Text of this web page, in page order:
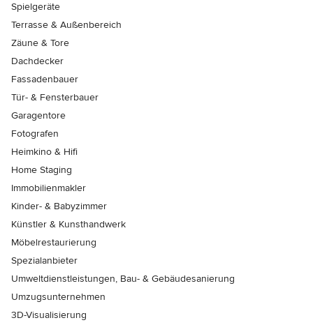
Spielgeräte
Terrasse & Außenbereich
Zäune & Tore
Dachdecker
Fassadenbauer
Tür- & Fensterbauer
Garagentore
Fotografen
Heimkino & Hifi
Home Staging
Immobilienmakler
Kinder- & Babyzimmer
Künstler & Kunsthandwerk
Möbelrestaurierung
Spezialanbieter
Umweltdienstleistungen, Bau- & Gebäudesanierung
Umzugsunternehmen
3D-Visualisierung